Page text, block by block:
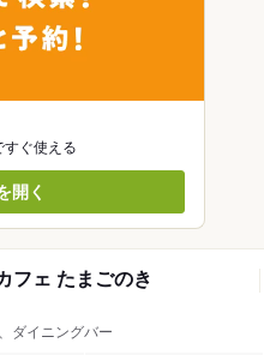
すぐ使える
開く
フェ たまごのき
、ダイニングバー